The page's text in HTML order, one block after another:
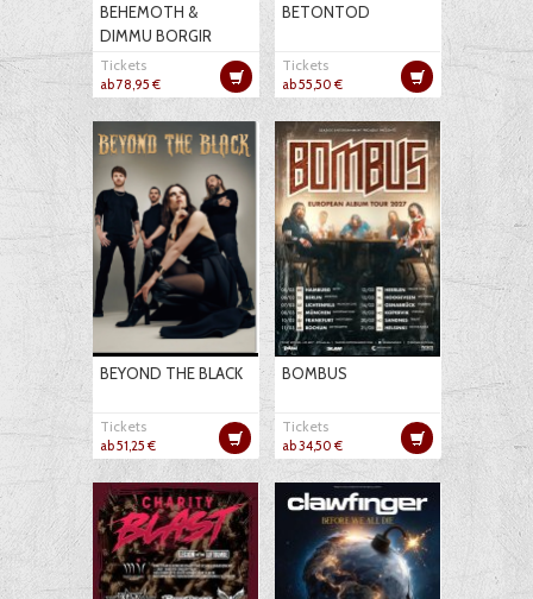
BEHEMOTH &
DIMMU BORGIR
Tickets
ab 78,95 €
BETONTOD
Tickets
ab 55,50 €
BEYOND THE BLACK
Tickets
ab 51,25 €
BOMBUS
Tickets
ab 34,50 €